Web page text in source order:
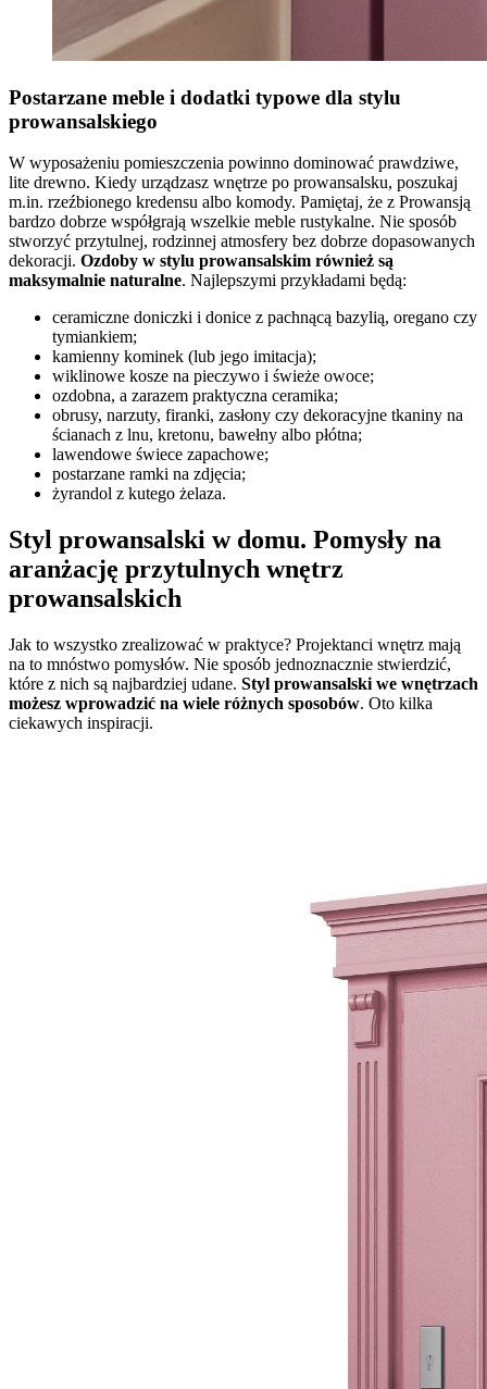
Postarzane meble i dodatki typowe dla stylu
prowansalskiego
W wyposażeniu pomieszczenia powinno dominować prawdziwe,
lite drewno. Kiedy urządzasz wnętrze po prowansalsku, poszukaj
m.in. rzeźbionego kredensu albo komody. Pamiętaj, że z Prowansją
bardzo dobrze współgrają wszelkie meble rustykalne. Nie sposób
stworzyć przytulnej, rodzinnej atmosfery bez dobrze dopasowanych
dekoracji. Ozdoby w stylu prowansalskim również są
maksymalnie naturalne. Najlepszymi przykładami będą:
ceramiczne doniczki i donice z pachnącą bazylią, oregano czy
tymiankiem;
kamienny kominek (lub jego imitacja);
wiklinowe kosze na pieczywo i świeże owoce;
ozdobna, a zarazem praktyczna ceramika;
obrusy, narzuty, firanki, zasłony czy dekoracyjne tkaniny na
ścianach z lnu, kretonu, bawełny albo płótna;
lawendowe świece zapachowe;
postarzane ramki na zdjęcia;
żyrandol z kutego żelaza.
Styl prowansalski w domu. Pomysły na
aranżację przytulnych wnętrz
prowansalskich
Jak to wszystko zrealizować w praktyce? Projektanci wnętrz mają
na to mnóstwo pomysłów. Nie sposób jednoznacznie stwierdzić,
które z nich są najbardziej udane. Styl prowansalski we wnętrzach
możesz wprowadzić na wiele różnych sposobów. Oto kilka
ciekawych inspiracji.